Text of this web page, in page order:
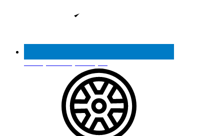
Реестр МинПромТорга